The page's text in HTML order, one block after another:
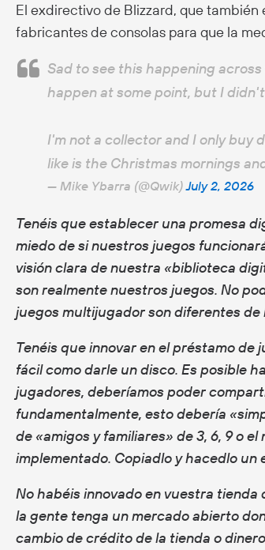
El exdirectivo de Blizzard, que
fabricantes de consolas para que la
Sad to see this happening
happen at some point, but I
I'm not a collector and I only buy
like is the Christmas mornings
— Mike Ybarra (@Qwik)July 2, 2026
Tenéis que establecer una promesa
miedo de si nuestros juegos
visión clara de nuestra «biblioteca
son realmente nuestros juegos. No
juegos multijugador son diferentes de
Tenéis que innovar en el préstamo de
fácil como darle un disco. Es posible
jugadores, deberíamos poder
fundamentalmente, esto debería
de «amigos y familiares» de 3, 6, 9 o
implementado. Copiadlo y hacedlo un
No habéis innovado en vuestra tienda
la gente tenga un mercado abierto
cambio de crédito de la tienda o